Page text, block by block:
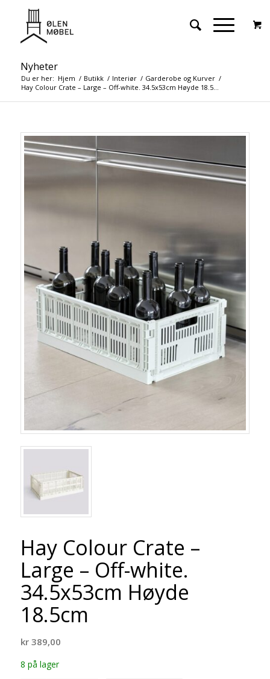
Nyheter
Du er her: Hjem / Butikk / Interiør / Garderobe og Kurver /
Hay Colour Crate – Large – Off-white. 34.5x53cm Høyde 18.5...
Hay Colour Crate –
Large – Off-white.
34.5x53cm Høyde
18.5cm
kr389,00
8 på lager